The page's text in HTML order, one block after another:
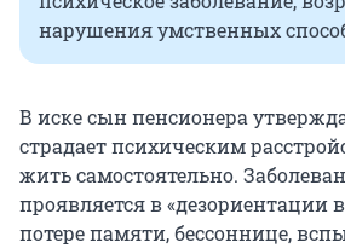
нарушения умственных
В иске сын пенсионера
страдает психическим
жить самостоятельно.
проявляется в «дезориентации
потере памяти, бессоннице,